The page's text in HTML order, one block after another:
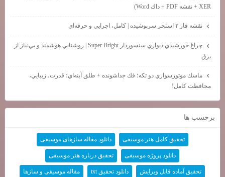
XER + نقشه PDF + داك Word)
نقشه فاز ۲ استخر سرپوشيده | كامل، اجرايي و حرفه‌اي
چراغ خورشيدي ديواري سنسوردار Super Bright | روشنايي هوشمند و بي‌نياز از
برق
ماسك موتورسواري دو تكه؛ فك جداشونده + طلق آينه‌اي؛ قدرت، زيبايي،
محافظت كامل!
برچسب ها
تحقیق کامل هنر موسیقی دانلود مقاله سازهای موسیقی
دانلود پروژه موسیقی تحقیق درباره هنر موسیقی
تحقیق آماده قابل ویرایش دانلود تحقیق txt مقاله موسیقی و سازها